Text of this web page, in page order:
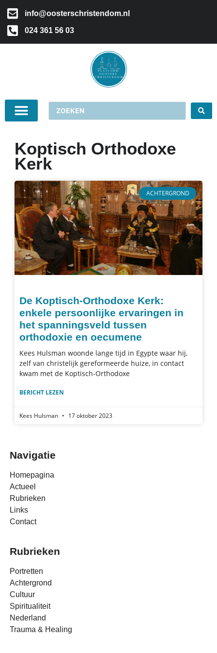
info@oosterschristendom.nl
024 361 56 03
Koptisch Orthodoxe
Kerk
ACHTERGROND
De Koptisch-Orthodoxe Kerk:
enkele persoonlijke ervaringen in
het spanningsveld tussen
orthodoxie en oecumene
Kees Hulsman woonde lange tijd in Egypte waar hij,
zelf van christelijk gereformeerde huize, in contact
kwam met de Koptisch-Orthodoxe
BERICHT LEZEN
Kees Hulsman 17 oktober 2023
Navigatie
Homepagina
Actueel
Rubrieken
Links
Contact
Rubrieken
Portretten
Achtergrond
Cultuur
Spiritualiteit
Nederland
Trauma & Healing